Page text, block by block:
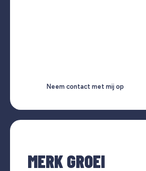
Neem contact met mij op
MERK GROEI